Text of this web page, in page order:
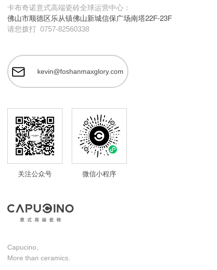
卡布奇诺意式高端瓷砖全球运营中心：
佛山市顺德区乐从镇佛山新城信保广场南塔22F-23F
请您拨打 0757-82560338
kevin@foshanmaxglory.com
关注公众号 微信小程序
Capucino,
More than ceramics.